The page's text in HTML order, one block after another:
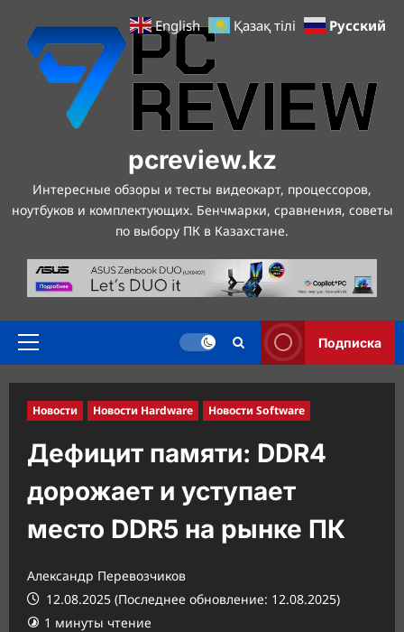
содержимому
pcreview.kz
Интересные обзоры и тесты видеокарт, процессоров,
ноутбуков и комплектующих. Бенчмарки, сравнения, советы
по выбору ПК в Казахстане.
Основное
Подписка
Новости Новости Hardware Новости Software
Дефицит памяти: DDR4
дорожает и уступает
место DDR5 на рынке ПК
Александр Перевозчиков
12.08.2025 (Последнее обновление: 12.08.2025)
1 минуты чтение
English Қазақ тілі Русский